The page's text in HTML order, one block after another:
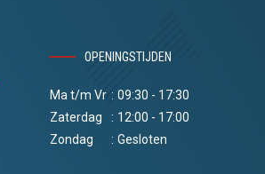
OPENINGSTIJDEN
Ma t/m Vr : 09:30 - 17:30
Zaterdag
: 12:00 - 17:00
Zondag
: Gesloten